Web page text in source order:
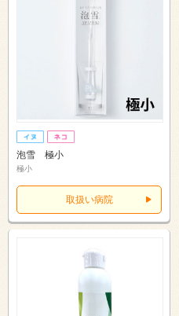
泡雪 極小
極小
取扱い病院